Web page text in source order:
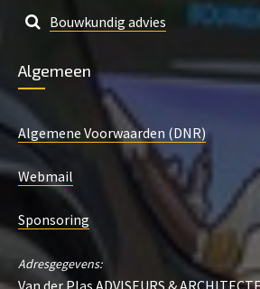
Bouwkundig advies
Algemeen
Algemene Voorwaarden (DNR)
Webmail
Sponsoring
Adresgegevens:
Van der Plas ADVISEURS &